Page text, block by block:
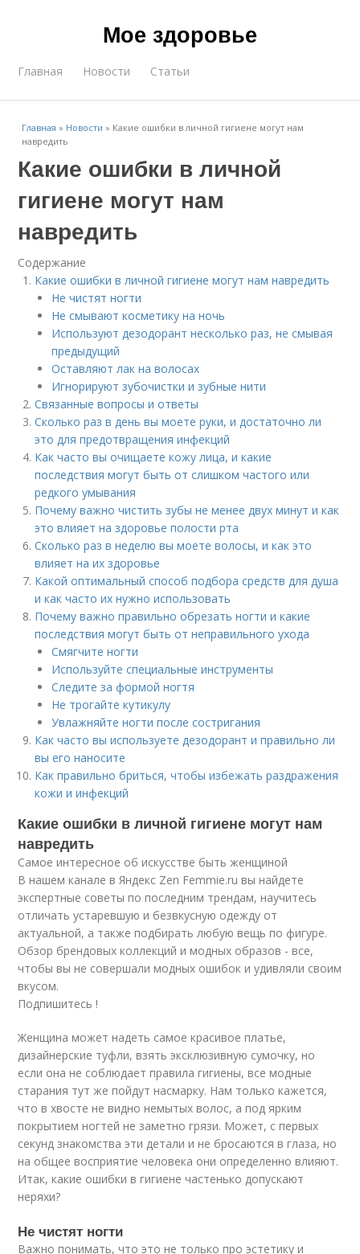
Мое здоровье
Главная Новости Статьи
Главная » Новости » Какие ошибки в личной гигиене могут нам
навредить
Какие ошибки в личной
гигиене могут нам
навредить
Содержание
Какие ошибки в личной гигиене могут нам навредить
Не чистят ногти
Не смывают косметику на ночь
Используют дезодорант несколько раз, не смывая
предыдущий
Оставляют лак на волосах
Игнорируют зубочистки и зубные нити
Связанные вопросы и ответы
Сколько раз в день вы моете руки, и достаточно ли
это для предотвращения инфекций
Как часто вы очищаете кожу лица, и какие
последствия могут быть от слишком частого или
редкого умывания
Почему важно чистить зубы не менее двух минут и как
это влияет на здоровье полости рта
Сколько раз в неделю вы моете волосы, и как это
влияет на их здоровье
Какой оптимальный способ подбора средств для душа
и как часто их нужно использовать
Почему важно правильно обрезать ногти и какие
последствия могут быть от неправильного ухода
Смягчите ногти
Используйте специальные инструменты
Следите за формой ногтя
Не трогайте кутикулу
Увлажняйте ногти после состригания
Как часто вы используете дезодорант и правильно ли
вы его наносите
Как правильно бриться, чтобы избежать раздражения
кожи и инфекций
Какие ошибки в личной гигиене могут нам
навредить
Самое интересное об искусстве быть женщиной
В нашем канале в Яндекс Zen Femmie.ru вы найдете
экспертные советы по последним трендам, научитесь
отличать устаревшую и безвкусную одежду от
актуальной, а также подбирать любую вещь по фигуре.
Обзор брендовых коллекций и модных образов - все,
чтобы вы не совершали модных ошибок и удивляли своим
вкусом.
Подпишитесь !
Женщина может надеть самое красивое платье,
дизайнерские туфли, взять эксклюзивную сумочку, но
если она не соблюдает правила гигиены, все модные
старания тут же пойдут насмарку. Нам только кажется,
что в хвосте не видно немытых волос, а под ярким
покрытием ногтей не заметно грязи. Может, с первых
секунд знакомства эти детали и не бросаются в глаза, но
на общее восприятие человека они определенно влияют.
Итак, какие ошибки в гигиене частенько допускают
неряхи?
Не чистят ногти
Важно понимать, что это не только про эстетику и